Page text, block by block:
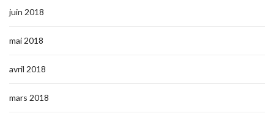
juin 2018
mai 2018
avril 2018
mars 2018